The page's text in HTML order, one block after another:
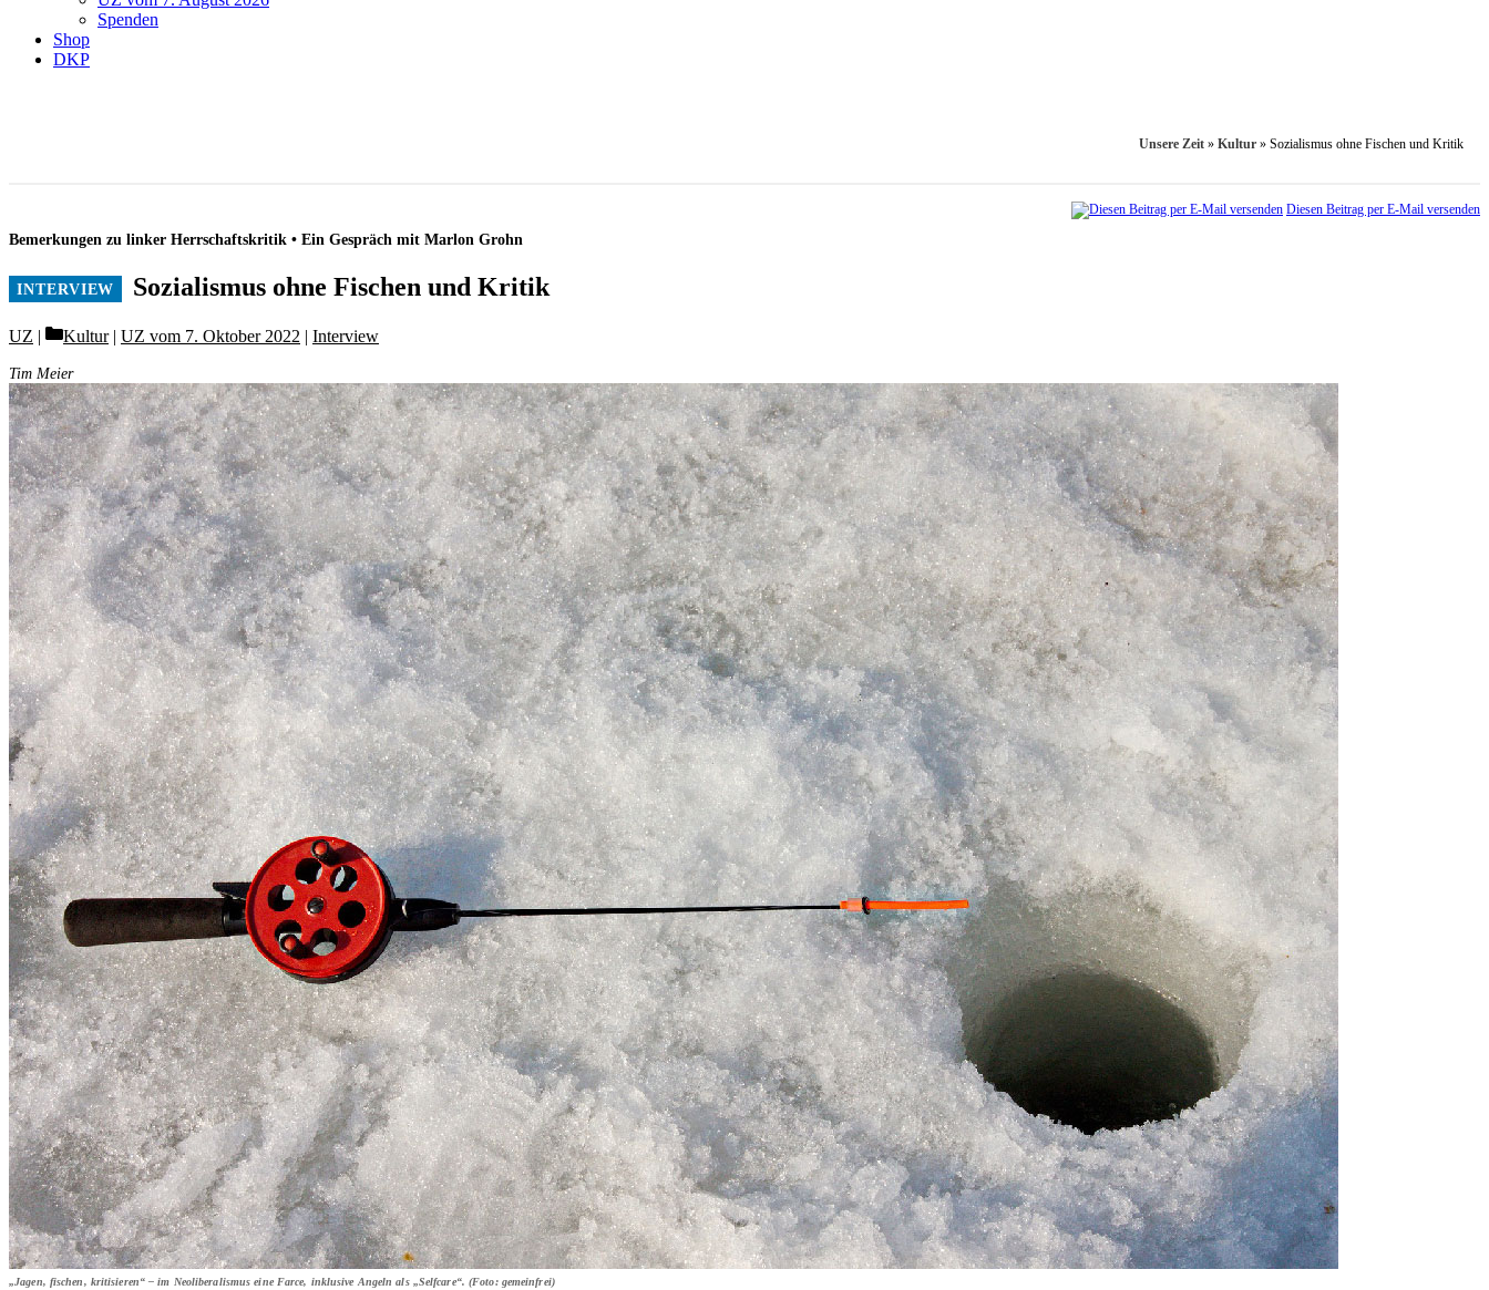
Spenden
Shop
DKP
Unsere Zeit » Kultur » Sozialismus ohne Fischen und Kritik
Diesen Beitrag per E-Mail versenden
Bemerkungen zu linker Herrschaftskritik • Ein Gespräch mit Marlon Grohn
Sozialismus ohne Fischen und Kritik
UZ Categories
Kultur | UZ vom 7. Oktober 2022 | Interview
Tim Meier
„Jagen, fischen, kritisieren“ – im Neoliberalismus eine Farce, inklusive Angeln als „Selfcare“. (Foto: gemeinfrei)